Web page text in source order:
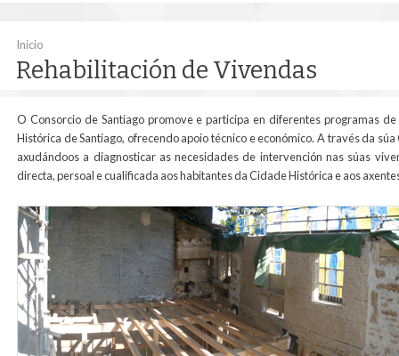
Vostede está aquí
Inicio
Rehabilitación de Vivendas
O Consorcio de Santiago promove e participa en diferentes programas
Histórica de Santiago, ofrecendo apoio técnico e económico. A través da
axudándoos a diagnosticar as necesidades de intervención nas súas
directa, persoal e cualificada aos habitantes da Cidade Histórica e aos
planta_segunda_06.jpg